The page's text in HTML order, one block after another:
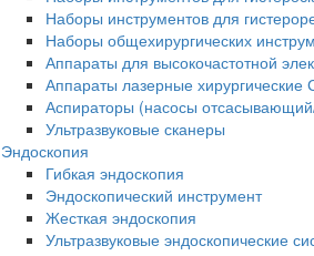
Наборы инструментов для
Наборы общехирургических
Аппараты для высокочастотной
Аппараты лазерные хирургические
Аспираторы (насосы
Ультразвуковые сканеры
Эндоскопия
Гибкая эндоскопия
Эндоскопический инструмент
Жесткая эндоскопия
Ультразвуковые эндоскопические